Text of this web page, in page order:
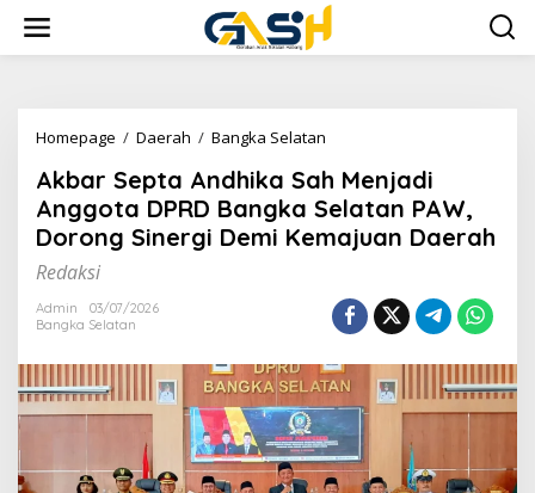
konten
Homepage / Daerah / Bangka Selatan
Andhika
Sah
Menjadi
Anggota
Selatan
PAW,
Sinergi
Demi
Kemajuan
Daerah
Akbar Septa Andhika Sah Menjadi
Anggota DPRD Bangka Selatan PAW,
Dorong Sinergi Demi Kemajuan Daerah
Redaksi
Admin
03/07/2026
Bangka Selatan